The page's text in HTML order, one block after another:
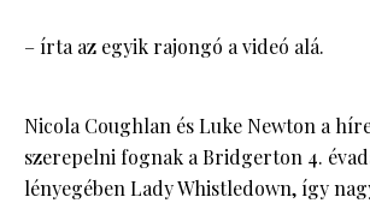
– írta az egyik rajongó a videó alá.
Nicola Coughlan és Luke Newton a
szerepelni fognak a Bridgerton 4.
lényegében Lady Whistledown, így